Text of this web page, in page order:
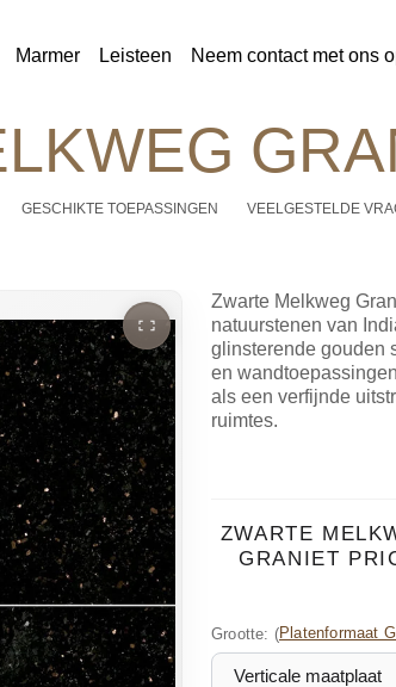
Marmer Leisteen Neem contact met ons
GESCHIKTE TOEPASSINGEN VEELGESTELDE
Zwarte Melkweg
natuurstenen van
glinsterende gouden
en
als een verfijnde
ruimtes.
ZWARTE
GRANIET
Grootte: (Platenformaat